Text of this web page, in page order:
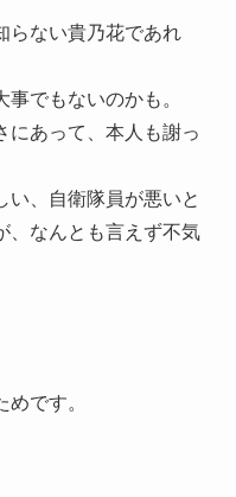
らない貴乃花であれ
でもないのかも。
にあって、本人も謝っ
い、自衛隊員が悪いと
、なんとも言えず不気
です。